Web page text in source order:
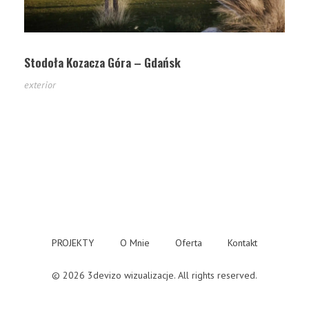
Stodoła Kozacza Góra – Gdańsk
exterior
PROJEKTY O Mnie Oferta Kontakt
© 2026 3devizo wizualizacje. All rights reserved.